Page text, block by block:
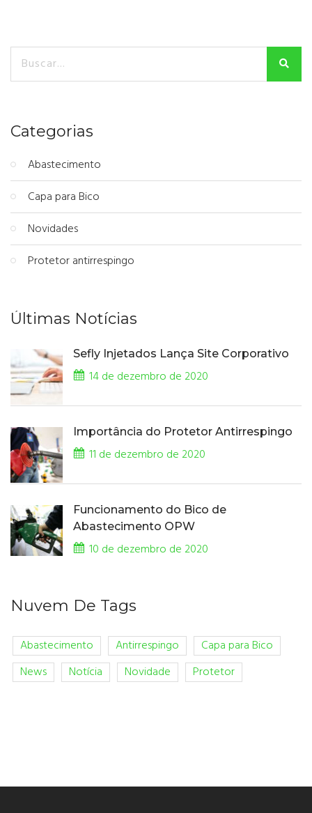
Categorias
Abastecimento
Capa para Bico
Novidades
Protetor antirrespingo
Últimas Notícias
Sefly Injetados Lança Site Corporativo
14 de dezembro de 2020
Importância do Protetor Antirrespingo
11 de dezembro de 2020
Funcionamento do Bico de
Abastecimento OPW
10 de dezembro de 2020
Nuvem De Tags
Abastecimento Antirrespingo
Capa para Bico
News
Notícia Novidade Protetor